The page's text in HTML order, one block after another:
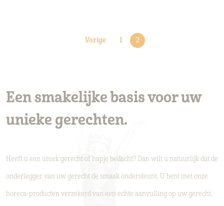
Vorige 1 2
Een smakelijke basis voor uw
unieke gerechten.
Heeft u een uniek gerecht of hapje bedacht? Dan wilt u natuurlijk dat de
onderlegger van uw gerecht de smaak ondersteunt. U bent met onze
horeca-producten verzekerd van een echte aanvulling op uw gerecht.